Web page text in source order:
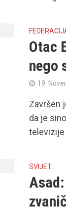
Otac
nego
19.
Završen
da je
televizije
SVIJET